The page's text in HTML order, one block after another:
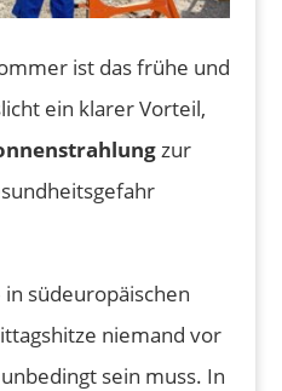
ist das frühe und
ein klarer Vorteil,
zur
südeuropäischen
niemand vor
sein muss. In